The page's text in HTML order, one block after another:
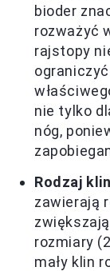
bioder
rozważyć
rajstopy
nie tylko
nóg,
Rodzaj
zawierają
rozmiary
mały klin